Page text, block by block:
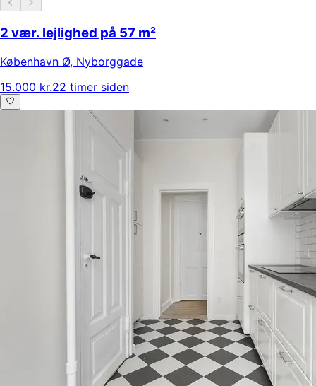
2 vær. lejlighed på 57 m²
København Ø, Nyborggade
15.000 kr.22 timer siden